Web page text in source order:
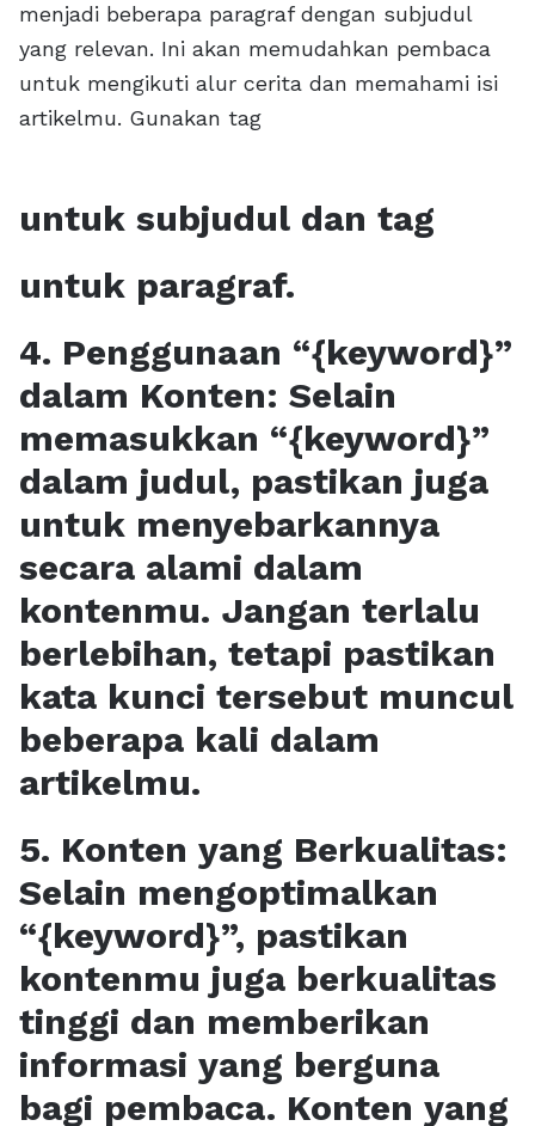
menjadi beberapa paragraf dengan subjudul
yang relevan. Ini akan memudahkan pembaca
untuk mengikuti alur cerita dan memahami isi
artikelmu. Gunakan tag
untuk subjudul dan tag
untuk paragraf.
4. Penggunaan “{keyword}”
dalam Konten: Selain
memasukkan “{keyword}”
dalam judul, pastikan juga
untuk menyebarkannya
secara alami dalam
kontenmu. Jangan terlalu
berlebihan, tetapi pastikan
kata kunci tersebut muncul
beberapa kali dalam
artikelmu.
5. Konten yang Berkualitas:
Selain mengoptimalkan
“{keyword}”, pastikan
kontenmu juga berkualitas
tinggi dan memberikan
informasi yang berguna
bagi pembaca. Konten yang